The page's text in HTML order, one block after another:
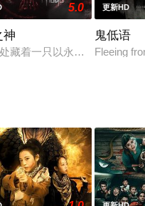
Father Javier
5.0
神
藏着一只以永恒饥饿为驱动
更新HD
鬼低语
Fleeing